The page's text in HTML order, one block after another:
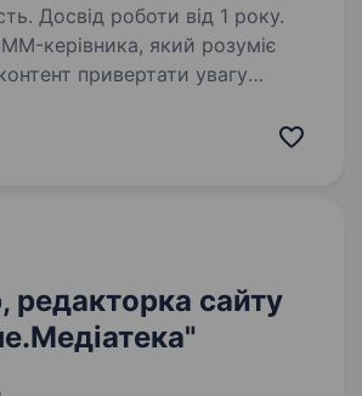
Досвід роботи від 1 року.
керівника, який розуміє
привертати увагу
кількість звернень за якими
редакторка сайту